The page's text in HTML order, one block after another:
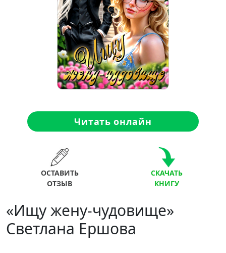
Читать онлайн
ОСТАВИТЬ
ОТЗЫВ
СКАЧАТЬ
КНИГУ
«Ищу жену-чудовище»
Светлана Ершова